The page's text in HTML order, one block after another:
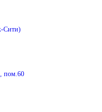
Сити)
пом.60